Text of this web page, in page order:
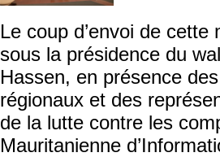
Le coup d’envoi de
sous la présidence du
Hassen, en présence
régionaux et des
de la lutte contre les
Mauritanienne